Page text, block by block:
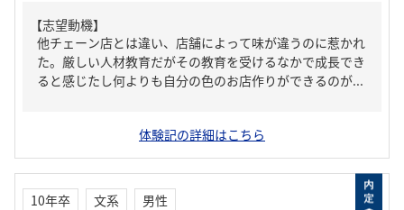
【志望動機】
他チェーン店とは違い、店舗によって味が違うのに惹かれ
た。厳しい人材教育だがその教育を受けるなかで成長でき
ると感じたし何よりも自分の色のお店作りができるのが...
体験記の詳細はこちら
10年卒 文系
男性